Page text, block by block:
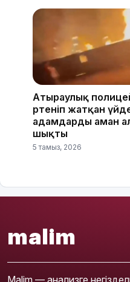
Атыраулық
өртеніп жатқан
адамдарды аман
шықты
5 тамыз, 2026
malim
Malim — анализге